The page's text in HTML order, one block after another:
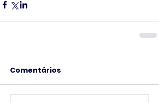
Comentários